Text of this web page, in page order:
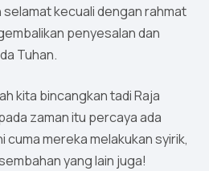
selamat kecuali dengan rahmat
penyesalan dan
Tuhan.
kita bincangkan tadi Raja
zaman itu percaya ada
cuma mereka melakukan syirik,
yang lain juga!